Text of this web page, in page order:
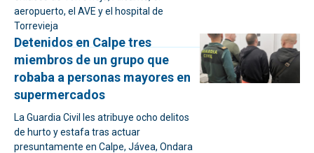
aeropuerto, el AVE y el hospital de
Torrevieja
Detenidos en Calpe tres
miembros de un grupo que
robaba a personas mayores en
supermercados
La Guardia Civil les atribuye ocho delitos
de hurto y estafa tras actuar
presuntamente en Calpe, Jávea, Ondara